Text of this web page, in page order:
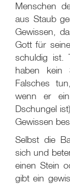
Menschen
aus Staub
Gewissen,
Gott für
schuldig ist.
haben kein
Falsches
wenn er
Dschungel
Gewissen
Selbst die
sich und
einen Stein
gibt ein